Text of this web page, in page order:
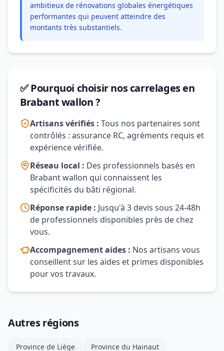
ambitieux de rénovations globales énergétiques
performantes qui peuvent atteindre des
montants très substantiels.
✅ Pourquoi choisir nos carrelages en
Brabant wallon ?
Artisans vérifiés : Tous nos partenaires sont
contrôlés : assurance RC, agréments requis et
expérience vérifiée.
Réseau local : Des professionnels basés en
Brabant wallon qui connaissent les
spécificités du bâti régional.
Réponse rapide : Jusqu'à 3 devis sous 24-48h
de professionnels disponibles près de chez
vous.
Accompagnement aides : Nos artisans vous
conseillent sur les aides et primes disponibles
pour vos travaux.
Autres régions
Province de Liège Province du Hainaut